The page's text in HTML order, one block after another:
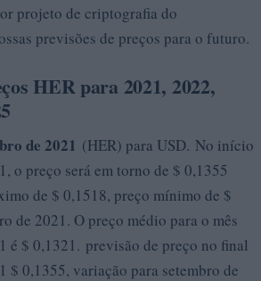
projeto de criptografia do
previsões de preços para o futuro.
HER para 2021, 2022,
de 2021 (HER) para USD. No início
o preço será em torno de $ 0,1355
de $ 0,1518, preço mínimo de $
de 2021. O preço médio para o mês
é $ 0,1321. previsão de preço no final
$ 0,1355, variação para setembro de